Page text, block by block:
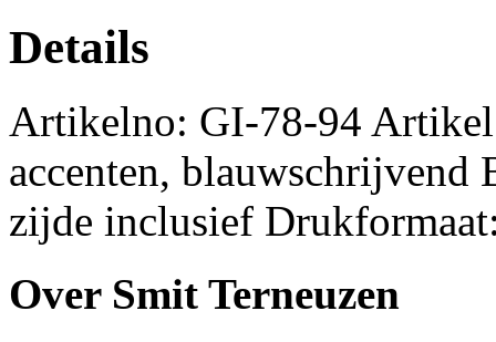
Details
Artikelno: GI-78-94
accenten,
zijde inclusief
Over Smit Terneuzen